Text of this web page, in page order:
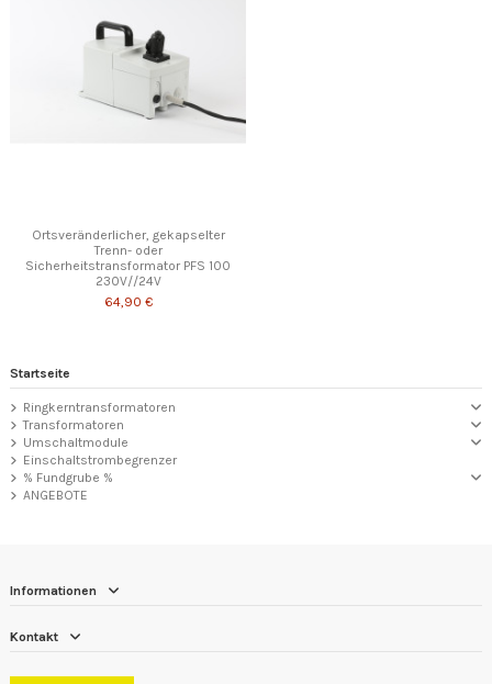
Ortsveränderlicher, gekapselter
Trenn- oder
Sicherheitstransformator PFS 100
230V//24V
64,90 €
Startseite
Ringkerntransformatoren
Transformatoren
Umschaltmodule
Einschaltstrombegrenzer
% Fundgrube %
ANGEBOTE
Informationen
Kontakt